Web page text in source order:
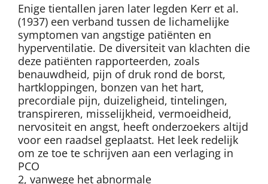
Enige tientallen jaren later legden Kerr et al.
(1937) een verband tussen de lichamelijke
symptomen van angstige patiënten en
hyperventilatie. De diversiteit van klachten die
deze patiënten rapporteerden, zoals
benauwdheid, pijn of druk rond de borst,
hartkloppingen, bonzen van het hart,
precordiale pijn, duizeligheid, tintelingen,
transpireren, misselijkheid, vermoeidheid,
nervositeit en angst, heeft onderzoekers altijd
voor een raadsel geplaatst. Het leek redelijk
om ze toe te schrijven aan een verlaging in
PCO
2, vanwege het abnormale